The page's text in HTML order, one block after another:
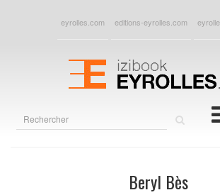
eyrolles.com editions-eyrolles.com
Beryl Bès